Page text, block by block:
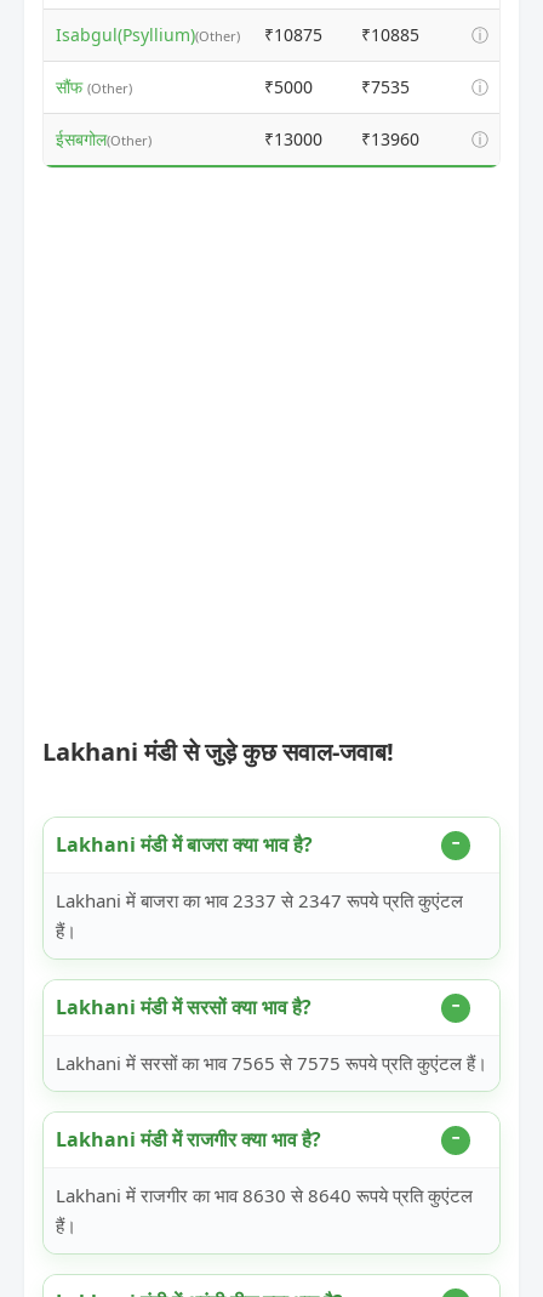
Isabgul(Psyllium)(Other) ₹10875 ₹10885 ⓘ
सौंफ (Other) ₹5000 ₹7535 ⓘ
ईसबगोल(Other) ₹13000 ₹13960 ⓘ
Lakhani मंडी से जुड़े कुछ सवाल-जवाब!
Lakhani मंडी में बाजरा क्या भाव है?
Lakhani में बाजरा का भाव 2337 से 2347 रूपये प्रति कुएंटल
हैं।
Lakhani मंडी में सरसों क्या भाव है?
Lakhani में सरसों का भाव 7565 से 7575 रूपये प्रति कुएंटल हैं।
Lakhani मंडी में राजगीर क्या भाव है?
Lakhani में राजगीर का भाव 8630 से 8640 रूपये प्रति कुएंटल
हैं।